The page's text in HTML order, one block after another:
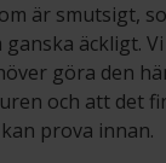
är smutsigt,
äckligt.
göra den
och att det
prova innan.